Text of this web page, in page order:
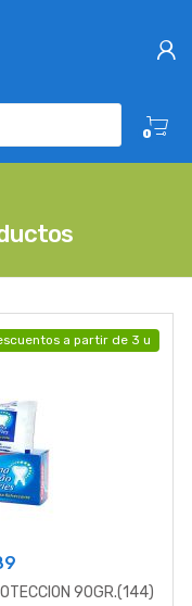
0
a partir de 3 u
90GR.(144)